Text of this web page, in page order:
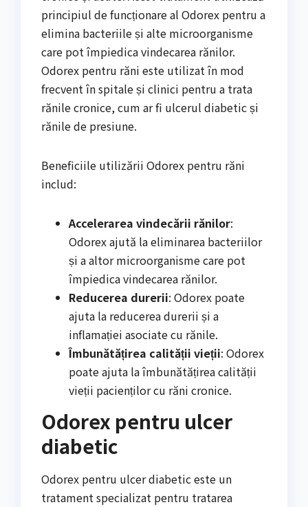
principiul de funcționare al Odorex pentru a
elimina bacteriile și alte microorganisme
care pot împiedica vindecarea rănilor.
Odorex pentru răni este utilizat în mod
frecvent în spitale și clinici pentru a trata
rănile cronice, cum ar fi ulcerul diabetic și
rănile de presiune.
Beneficiile utilizării Odorex pentru răni
includ:
Accelerarea vindecării rănilor:
Odorex ajută la eliminarea bacteriilor
și a altor microorganisme care pot
împiedica vindecarea rănilor.
Reducerea durerii: Odorex poate
ajuta la reducerea durerii și a
inflamației asociate cu rănile.
Îmbunătățirea calității vieții: Odorex
poate ajuta la îmbunătățirea calității
vieții pacienților cu răni cronice.
Odorex pentru ulcer
diabetic
Odorex pentru ulcer diabetic este un
tratament specializat pentru tratarea